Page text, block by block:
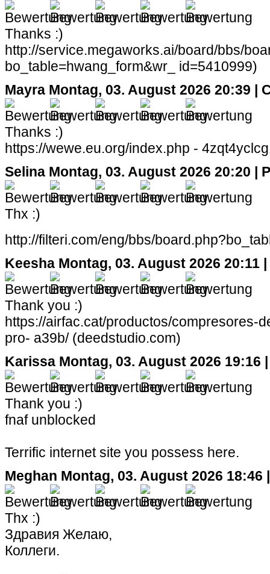
Thanks :)
http://service.megaworks.ai/board/bbs/
bo_table=hwang_form&wr_ id=5410999)
Mayra Montag, 03. August 2026 20:39 |
Thanks :)
https://wewe.eu.org/index.php -
Selina Montag, 03. August 2026 20:20 |
Thx :)
http://filteri.com/eng/bbs/
Keesha Montag, 03. August 2026 20:11
Thank you :)
https://airfac.cat/productos/compresores-
pro- a39b/ (deedstudio.com)
Karissa Montag, 03. August 2026 19:16
Thank you :)
fnaf unblocked
Terrific internet site you possess here.
Meghan Montag, 03. August 2026 18:46
Thx :)
Здравия Желаю,
Коллеги.